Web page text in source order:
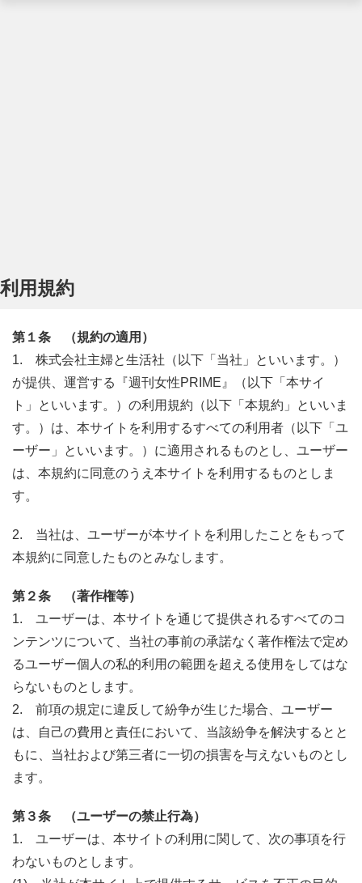
利用規約
第１条 （規約の適用）
1. 株式会社主婦と生活社（以下「当社」といいます。）
が提供、運営する『週刊女性PRIME』（以下「本サイ
ト」といいます。）の利用規約（以下「本規約」といいま
す。）は、本サイトを利用するすべての利用者（以下「ユ
ーザー」といいます。）に適用されるものとし、ユーザー
は、本規約に同意のうえ本サイトを利用するものとしま
す。
2. 当社は、ユーザーが本サイトを利用したことをもって
本規約に同意したものとみなします。
第２条 （著作権等）
1. ユーザーは、本サイトを通じて提供されるすべてのコ
ンテンツについて、当社の事前の承諾なく著作権法で定め
るユーザー個人の私的利用の範囲を超える使用をしてはな
らないものとします。
2. 前項の規定に違反して紛争が生じた場合、ユーザー
は、自己の費用と責任において、当該紛争を解決するとと
もに、当社および第三者に一切の損害を与えないものとし
ます。
第３条 （ユーザーの禁止行為）
1. ユーザーは、本サイトの利用に関して、次の事項を行
わないものとします。